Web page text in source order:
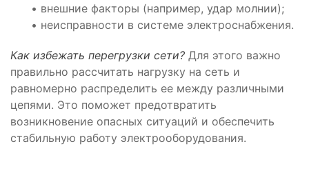
• внешние факторы (например, удар молнии);
• неисправности в системе электроснабжения.
Как избежать перегрузки сети? Для этого важно
правильно рассчитать нагрузку на сеть и
равномерно распределить ее между различными
цепями. Это поможет предотвратить
возникновение опасных ситуаций и обеспечить
стабильную работу электрооборудования.